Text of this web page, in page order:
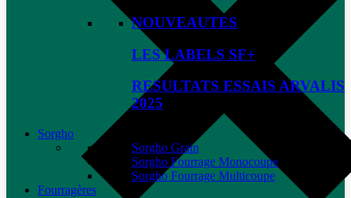
NOUVEAUTES
LES LABELS SF+
RESULTATS ESSAIS ARVALIS
2025
Sorgho
Sorgho Grain
Sorgho Fourrage Monocoupe
Sorgho Fourrage Multicoupe
Fourragères